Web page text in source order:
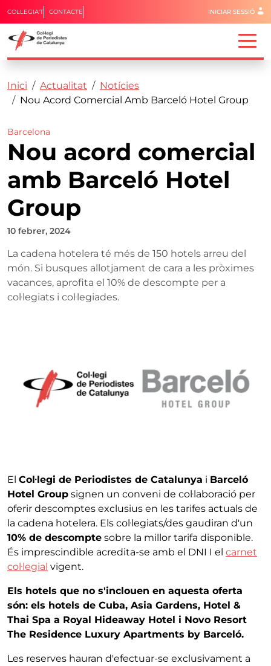
Vés al contingut
Capçalera
COL·LEGIA'T CONTACTE Menú del
INICIAR SESSIÓ
Fil d'ariadna
Inici Actualitat
Notícies
Nou Acord Comercial Amb Barceló Hotel Group
Barcelona
Nou acord comercial
amb Barceló Hotel
Group
10 febrer, 2024
La cadena hotelera té més de 150 hotels arreu del
món. Si busques allotjament de cara a les pròximes
vacances, aprofita el 10% de descompte per a
col·legiats i col·legiades.
El Col·legi de Periodistes de Catalunya i Barceló
Hotel Group signen un conveni de col·laboració per
oferir descomptes exclusius en les tarifes actuals de
la cadena hotelera. Els col·legiats/des gaudiran d'un
10% de descompte sobre la millor tarifa disponible.
És imprescindible acredita-se amb el DNI I el carnet
col·legial vigent.
Els hotels que no s'inclouen en aquesta oferta
són: els hotels de Cuba, Asia Gardens, Hotel &
Thai Spa a Royal Hideaway Hotel i Novo Resort
The Residence Luxury Apartments by Barceló.
Les reserves hauran d'efectuar-se exclusivament a